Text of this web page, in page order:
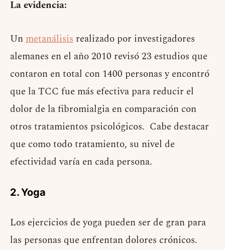
La evidencia:
Unmetanálisis realizado por investigadores
alemanes en el año 2010 revisó 23 estudios que
contaron en total con 1400 personas y encontró
que la TCC fue más efectiva para reducir el
dolor de la fibromialgia en comparación con
otros tratamientos psicológicos. Cabe destacar
que como todo tratamiento, su nivel de
efectividad varía en cada persona.
2. Yoga
Los ejercicios de yoga pueden ser de gran para
las personas que enfrentan dolores crónicos.